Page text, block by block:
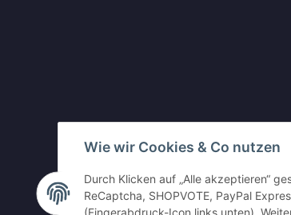
Wie wir Cookies & Co nutzen
Durch Klicken auf „Alle akzeptieren“
ReCaptcha, SHOPVOTE, PayPal
Vertrag widerrufen